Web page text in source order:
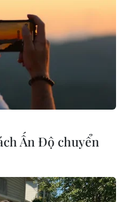
#Công ty Scatec Solar
tái tạo Na Uy
Ấn Độ chuyển